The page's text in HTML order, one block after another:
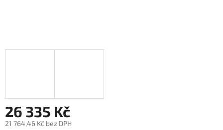
26 335 Kč
21 764,46 Kč bez DPH